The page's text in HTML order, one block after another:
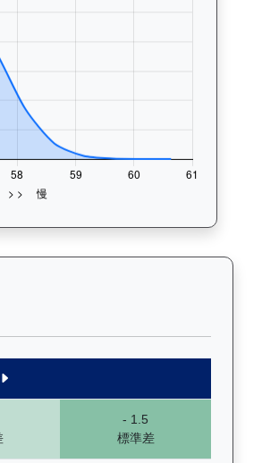
間（末1段至末4段），以
- 1.5
標準差